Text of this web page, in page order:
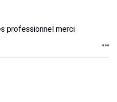
professionnel merci